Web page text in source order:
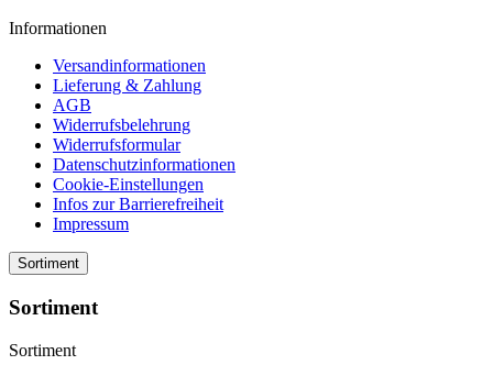
Informationen
Versandinformationen
Lieferung & Zahlung
AGB
Widerrufsbelehrung
Widerrufsformular
Datenschutzinformationen
Cookie-Einstellungen
Infos zur Barrierefreiheit
Impressum
Sortiment
Sortiment
Sortiment